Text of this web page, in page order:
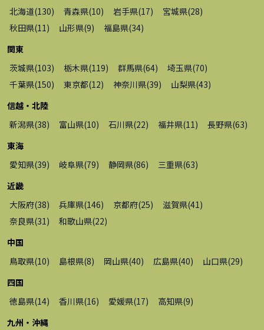
北海道(130) 青森県(10) 岩手県(17) 宮城県(28)
秋田県(11 ) 山形県(9) 福島県(34)
関東
茨城県(103) 栃木県(119) 群馬県(64) 埼玉県(70)
千葉県(150) 東京都(12) 神奈川県(39) 山梨県(43)
信越・北陸
新潟県(38) 富山県(10) 石川県(22) 福井県(11 ) 長野県(63)
東海
愛知県(39) 岐阜県(79) 静岡県(86) 三重県(63)
近畿
大阪府(38) 兵庫県(146) 京都府(25) 滋賀県(41 )
奈良県(31 ) 和歌山県(22)
中国
鳥取県(10) 島根県(8) 岡山県(40) 広島県(40) 山口県(29)
四国
徳島県(14) 香川県(16) 愛媛県(17) 高知県(9)
九州・沖縄